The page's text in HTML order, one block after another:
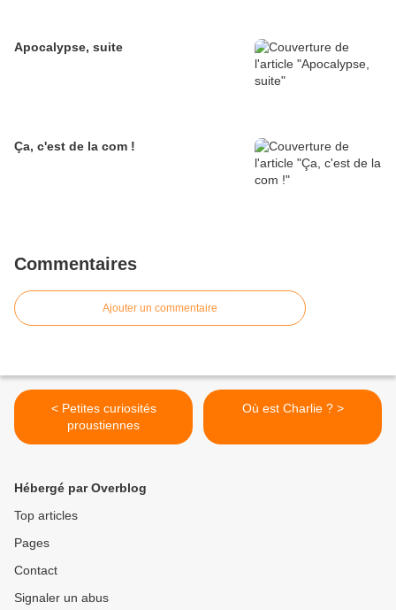
Apocalypse, suite
Ça, c'est de la com !
Commentaires
Ajouter un commentaire
< Petites curiosités
proustiennes
Où est Charlie ? >
Hébergé par Overblog
Top articles
Pages
Contact
Signaler un abus